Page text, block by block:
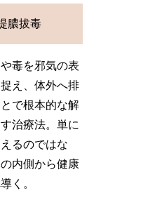
膿拔毒
毒を邪気の表
え、体外へ排
で根本的な解
治療法。単に
るのではな
内側から健康
く。